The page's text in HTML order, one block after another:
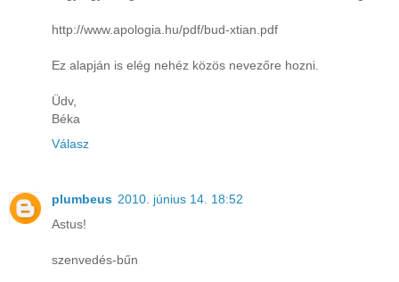
http://www.apologia.hu/pdf/bud-xtian.pdf
Ez alapján is elég nehéz közös nevezőre hozni.
Üdv,
Béka
Válasz
plumbeus 2010. június 14. 18:52
Astus!
szenvedés-bűn